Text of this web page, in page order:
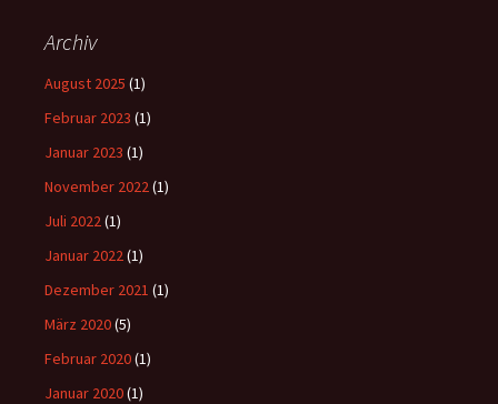
Archiv
August 2025 (1)
Februar 2023 (1)
Januar 2023 (1)
November 2022(1)
Juli 2022(1)
Januar 2022(1)
Dezember 2021 (1)
März 2020(5)
Februar 2020(1)
Januar 2020(1)